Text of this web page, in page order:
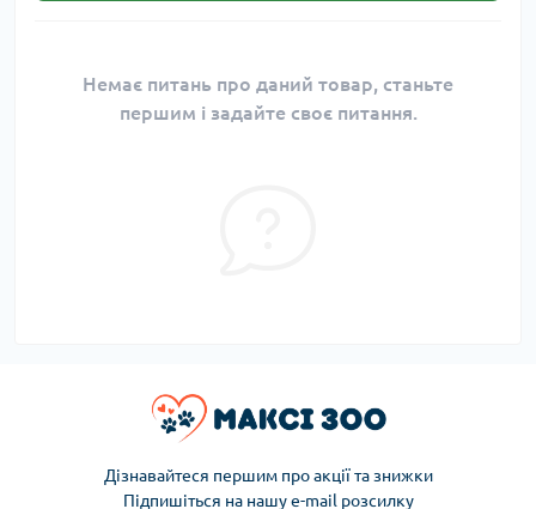
Немає питань про даний товар, станьте
першим і задайте своє питання.
Дізнавайтеся першим про акції та знижки
Підпишіться на нашу e-mail розсилку